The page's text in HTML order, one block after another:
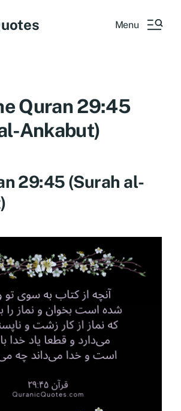
Menu
Quran 29:45
Ankabut)
29:45 (Surah al-